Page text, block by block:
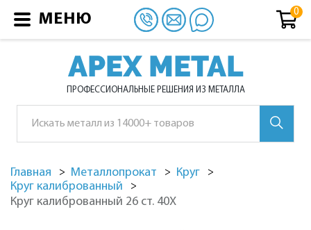
APEX METAL
ПРОФЕССИОНАЛЬНЫЕ РЕШЕНИЯ ИЗ МЕТАЛЛА
Главная Металлопрокат
Круг
Круг калиброванный
Круг калиброванный 26 ст. 40Х
МЕНЮ